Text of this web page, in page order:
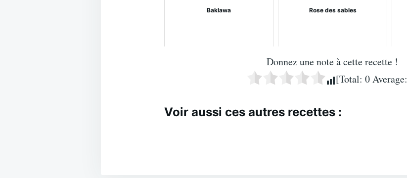
Baklawa Rose des sables
Donnez une note à cette recette !
[Total: 0Average:
Voir aussi ces autres recettes :